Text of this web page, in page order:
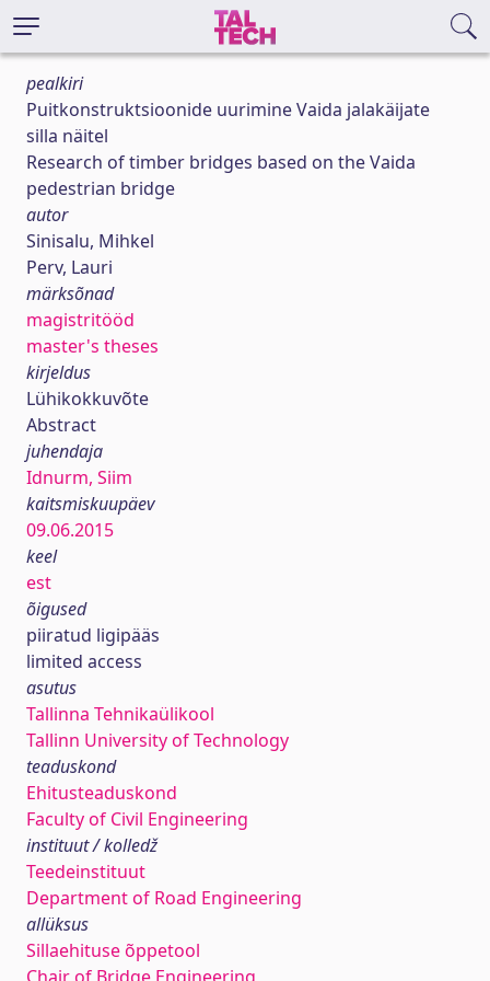
pealkiri
Puitkonstruktsioonide uurimine Vaida jalakäijate
silla näitel
Research of timber bridges based on the Vaida
pedestrian bridge
autor
Sinisalu, Mihkel
Perv, Lauri
märksõnad
magistritööd
master's theses
kirjeldus
Lühikokkuvõte
Abstract
juhendaja
Idnurm, Siim
kaitsmiskuupäev
09.06.2015
keel
est
õigused
piiratud ligipääs
limited access
asutus
Tallinna Tehnikaülikool
Tallinn University of Technology
teaduskond
Ehitusteaduskond
Faculty of Civil Engineering
instituut / kolledž
Teedeinstituut
Department of Road Engineering
allüksus
Sillaehituse õppetool